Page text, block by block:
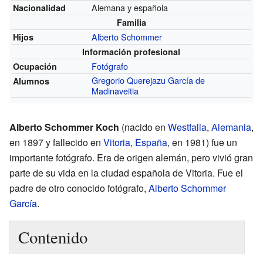
Nacionalidad Alemana y española
Familia
Hijos
Alberto Schommer
Información profesional
Ocupación
Fotógrafo
Alumnos
Gregorio Querejazu García de
Madinaveitia
Alberto Schommer Koch (nacido en Westfalia, Alemania,
en 1897 y fallecido en Vitoria, España, en 1981) fue un
importante fotógrafo. Era de origen alemán, pero vivió gran
parte de su vida en la ciudad española de Vitoria. Fue el
padre de otro conocido fotógrafo, Alberto Schommer
García.
Contenido